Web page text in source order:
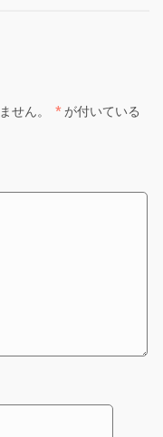
せん。 * が付いている